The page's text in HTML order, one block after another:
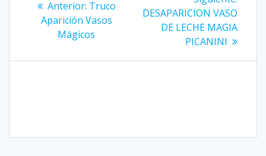
entradas
Anterior: Entrada
anterior:
Truco
Aparición Vasos
Mágicos
DESAPARICION VASO
DE LECHE MAGIA
PICANINI